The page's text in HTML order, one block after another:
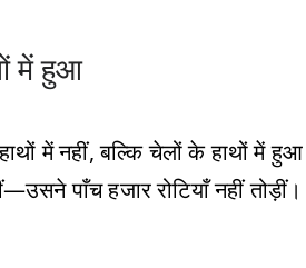
में हुआ
में नहीं, बल्कि चेलों के हाथों में
पाँच हजार रोटियाँ नहीं